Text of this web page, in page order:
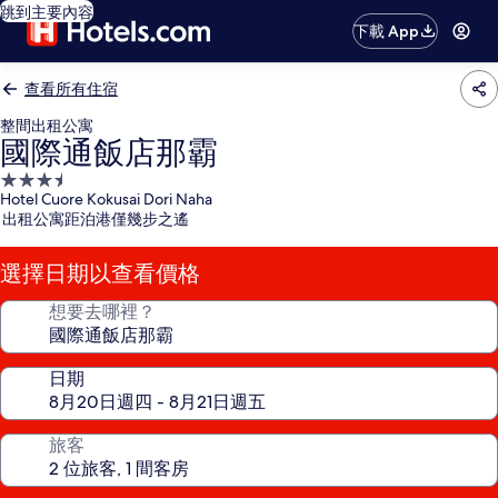
跳到主要內容
下載 App
查看所有住宿
整間出租公寓
國際通飯店那霸
3.5
星
級
住
宿
Hotel Cuore Kokusai Dori Naha
出租公寓距泊港僅幾步之遙
選擇日期以查看價格
想要去哪裡？
日期
旅客